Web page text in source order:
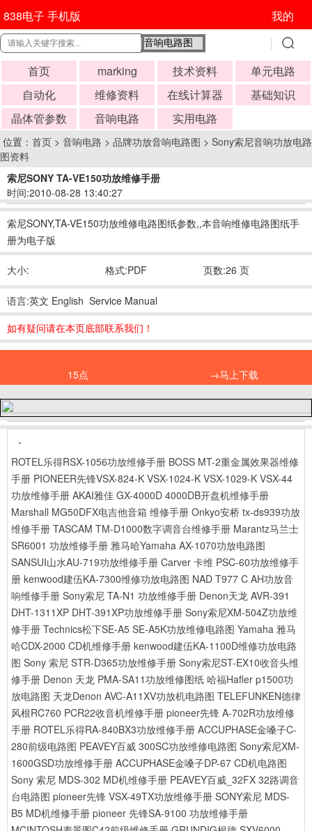
838电子 手机版 我的
首页 marking 技术资料
单元电路
自动化
维修资料 在线计算器
基础知识
晶体管参数
音响电路 实用电路
位置： 首页 > 音响电路 > 品牌功放音响电路图 > Sony索尼音响功放电路
图资料
索尼SONY TA-VE150功放维修手册
时间:2010-08-28 13:40:27
索尼SONY,TA-VE150功放维修电路图纸参数,,本音响维修电路图纸手
册为电子版
大小: 格式:PDF 页数:26 页
语言:英文 English Service Manual
如有疑问请在本页底部联系我们！
15点 →马上下载
-
ROTEL乐得RSX-1056功放维修手册 BOSS MT-2重金属效果器维修
手册 PIONEER先锋VSX-824-K VSX-1024-K VSX-1029-K VSX-44
功放维修手册 AKAI雅佳 GX-4000D 4000DB开盘机维修手册
Marshall MG50DFX电吉他音箱 维修手册 Onkyo安桥 tx-ds939功放
维修手册 TASCAM TM-D1000数字调音台维修手册 Marantz马兰士
SR6001 功放维修手册 雅马哈Yamaha AX-1070功放电路图
SANSUI山水AU-719功放维修手册 Carver 卡维 PSC-60功放维修手
册 kenwood建伍KA-7300维修功放电路图 NAD T977 C AH功放音
响维修手册 Sony索尼 TA-N1 功放维修手册 Denon天龙 AVR-391
DHT-1311XP DHT-391XP功放维修手册 Sony索尼XM-504Z功放维
修手册 Technics松下SE-A5 SE-A5K功放维修电路图 Yamaha 雅马
哈CDX-2000 CD机维修手册 kenwood建伍KA-1100D维修功放电路
图 Sony 索尼 STR-D365功放维修手册 Sony索尼ST-EX10收音头维
修手册 Denon 天龙 PMA-SA11功放维修图纸 哈福Hafler p1500功
放电路图 天龙Denon AVC-A11XV功放机电路图 TELEFUNKEN德律
风根RC760 PCR22收音机维修手册 pioneer先锋 A-702R功放维修
手册 ROTEL乐得RA-840BX3功放维修手册 ACCUPHASE金嗓子C-
280前级电路图 PEAVEY百威 300SC功放维修电路图 Sony索尼XM-
1600GSD功放维修手册 ACCUPHASE金嗓子DP-67 CD机电路图
Sony 索尼 MDS-302 MD机维修手册 PEAVEY百威_32FX 32路调音
台电路图 pioneer先锋 VSX-49TX功放维修手册 SONY索尼 MDS-
B5 MD机维修手册 pioneer 先锋SA-9100 功放维修手册